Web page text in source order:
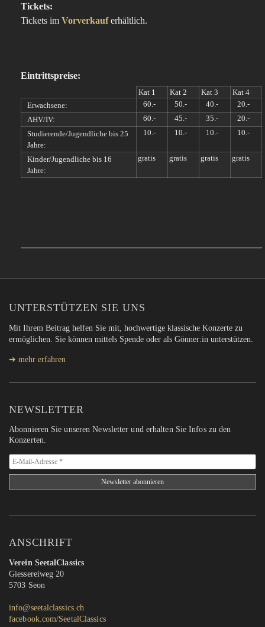
Tickets:
Tickets im Vorverkauferhältlich.
Eintrittspreise:
Kat 1 Kat 2 Kat 3
Kat 4
Erwachsene:
60.- 50.- 40.-
20.-
AHV/IV:
60.- 45.- 35.-
20.-
Studierende/Jugendliche bis 25
Jahre:
10.- 10.- 10.- 10.-
Kinder/Jugendliche bis 16
Jahre:
gratis gratis gratis gratis
UNTERSTÜTZEN SIE UNS
Mit Ihrem Beitrag helfen Sie mit, hochwertige klassische Konzerte zu
ermöglichen. Sie können mittels Spende oder als Gönner:in unterstützen.
➔ mehr erfahren
NEWSLETTER
Abonnieren Sie unseren Newsletter und erhalten Sie Infos zu den
Konzerten.
ANSCHRIFT
Verein SeetalClassics
Giessereiweg 20
5703 Seon
info@seetalclassics.ch
facebook.com/SeetalClassics